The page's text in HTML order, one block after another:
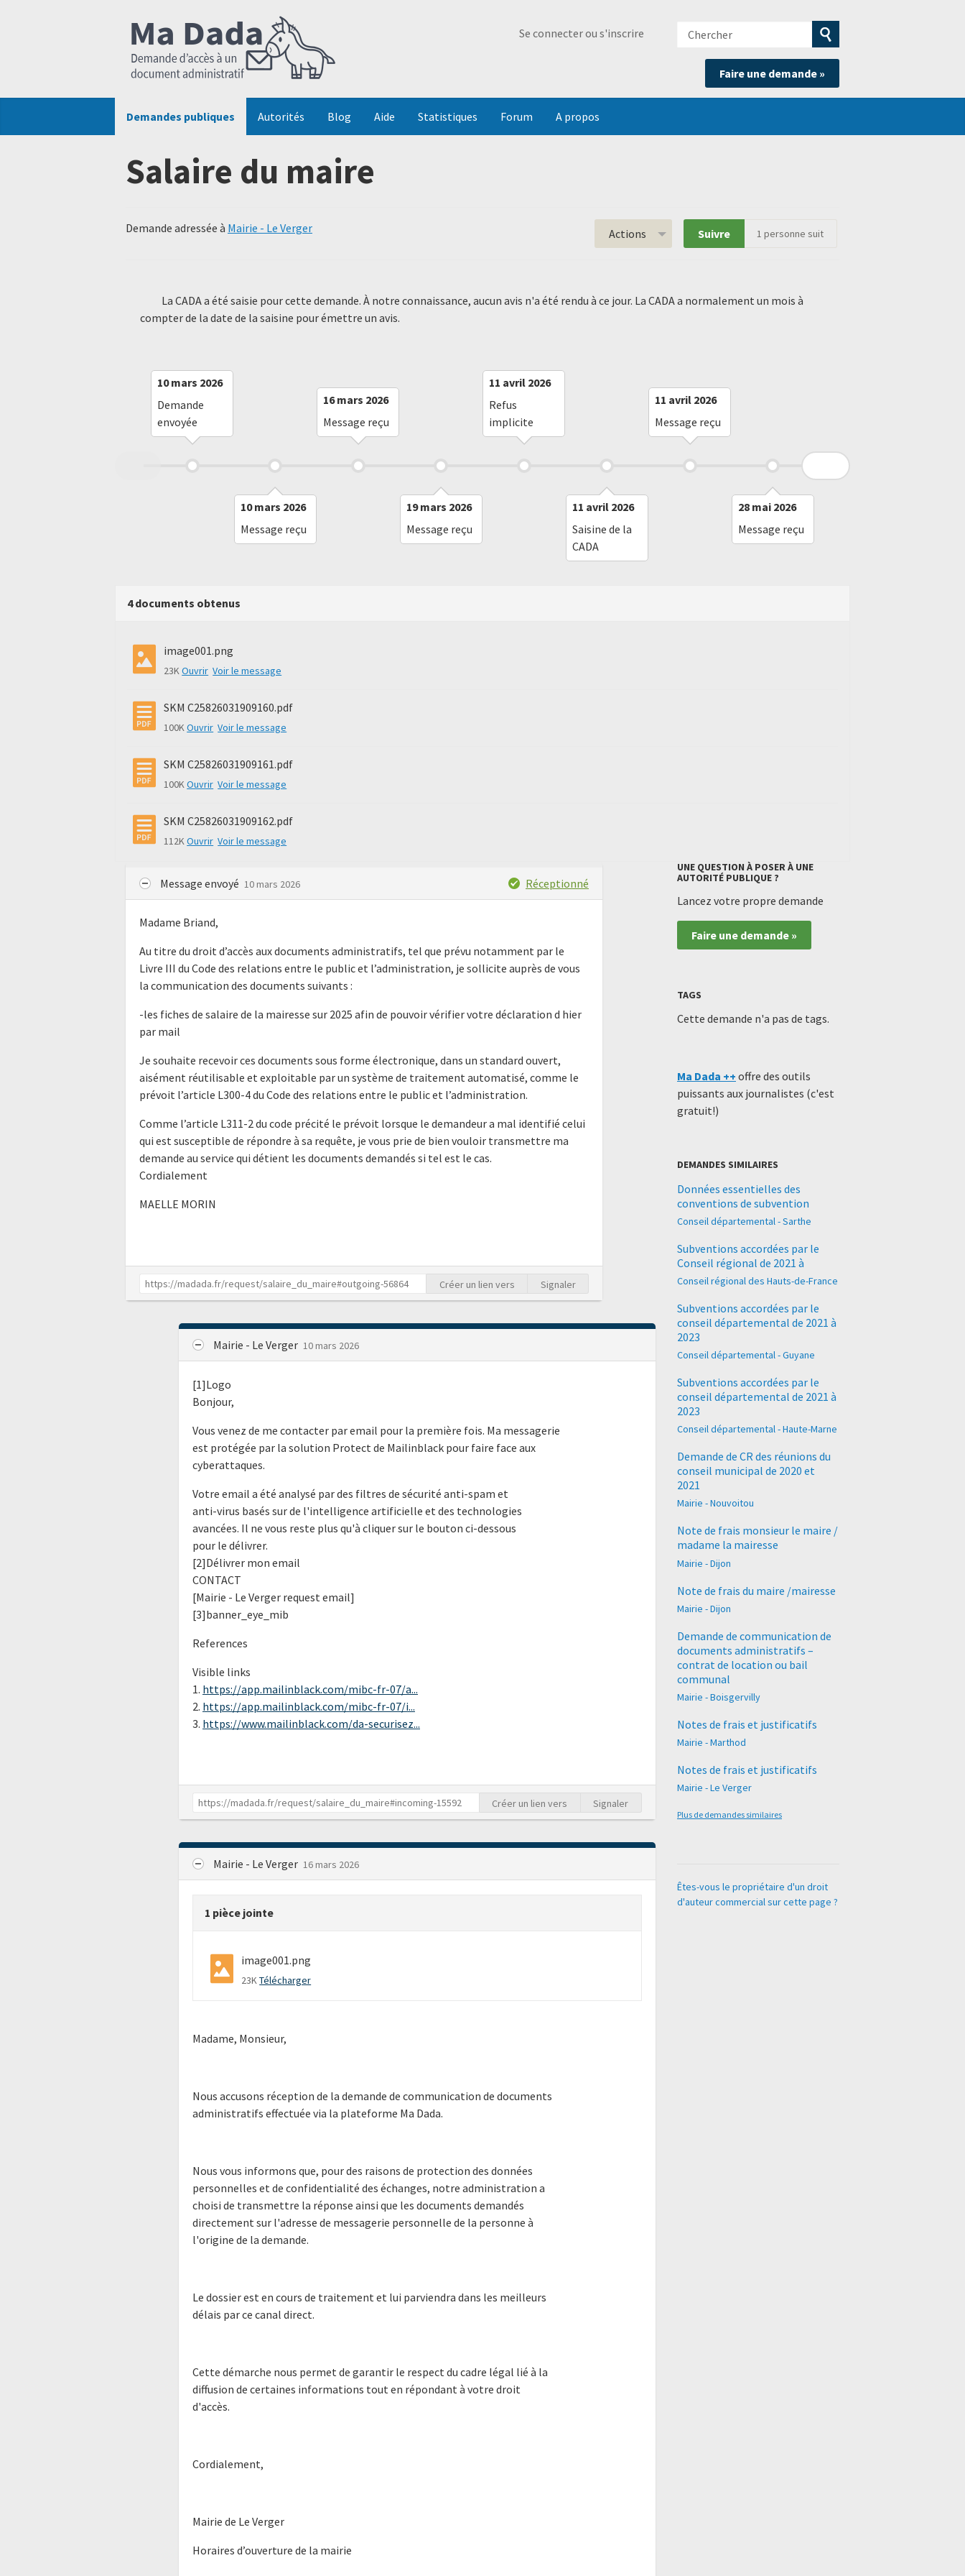
Se connecter ou s'inscrire
Chercher
Soumettre
la
recherche
Faire une demande »
Demandes publiques Autorités Blog Aide Statistiques Forum A propos
Salaire du maire
Demande adressée à Mairie - Le Verger Actions Suivre 1 personne suit
La CADA a été saisie pour cette demande. À notre connaissance, aucun avis n'a été rendu à ce jour. La CADA a normalement un mois à
compter de la date de la saisine pour émettre un avis.
10 mars 2026
Demande
envoyée
10 mars 2026
Message reçu
16 mars 2026
Message reçu
19 mars 2026
Message reçu
11 avril 2026
Refus
implicite
11 avril 2026
Saisine de la
CADA
11 avril 2026
Message reçu
28 mai 2026
Message reçu
4 documents obtenus
image001.png
23KOuvrir Voir le message
SKM C25826031909160.pdf
100KOuvrir Voir le message
SKM C25826031909161.pdf
100KOuvrir Voir le message
SKM C25826031909162.pdf
112KOuvrir Voir le message
Message envoyé 10 mars 2026 Réceptionné
Madame Briand,
Au titre du droit d’accès aux documents administratifs, tel que prévu notamment par le
Livre III du Code des relations entre le public et l’administration, je sollicite auprès de vous
la communication des documents suivants :
-les fiches de salaire de la mairesse sur 2025 afin de pouvoir vérifier votre déclaration d hier
par mail
Je souhaite recevoir ces documents sous forme électronique, dans un standard ouvert,
aisément réutilisable et exploitable par un système de traitement automatisé, comme le
prévoit l’article L300-4 du Code des relations entre le public et l’administration.
Comme l’article L311-2 du code précité le prévoit lorsque le demandeur a mal identifié celui
qui est susceptible de répondre à sa requête, je vous prie de bien vouloir transmettre ma
demande au service qui détient les documents demandés si tel est le cas.
Cordialement
MAELLE MORIN
Créer un lien vers Signaler
Mairie - Le Verger 10 mars 2026
[1]Logo
Bonjour,
Vous venez de me contacter par email pour la première fois. Ma messagerie
est protégée par la solution Protect de Mailinblack pour faire face aux
cyberattaques.
Votre email a été analysé par des filtres de sécurité anti-spam et
anti-virus basés sur de l'intelligence artificielle et des technologies
avancées. Il ne vous reste plus qu'à cliquer sur le bouton ci-dessous
pour le délivrer.
[2]Délivrer mon email
CONTACT
[Mairie - Le Verger request email]
[3]banner_eye_mib
References
Visible links
1. https://app.mailinblack.com/mibc-fr-07/a...
2. https://app.mailinblack.com/mibc-fr-07/i...
3. https://www.mailinblack.com/da-securisez...
Créer un lien vers Signaler
Mairie - Le Verger 16 mars 2026
1 pièce jointe
image001.png
23KTélécharger
Madame, Monsieur,
Nous accusons réception de la demande de communication de documents
administratifs effectuée via la plateforme Ma Dada.
Nous vous informons que, pour des raisons de protection des données
personnelles et de confidentialité des échanges, notre administration a
choisi de transmettre la réponse ainsi que les documents demandés
directement sur l'adresse de messagerie personnelle de la personne à
l'origine de la demande.
Le dossier est en cours de traitement et lui parviendra dans les meilleurs
délais par ce canal direct.
Cette démarche nous permet de garantir le respect du cadre légal lié à la
diffusion de certaines informations tout en répondant à votre droit
d'accès.
Cordialement,
Mairie de Le Verger
Horaires d’ouverture de la mairie
UNE QUESTION À POSER À UNE
AUTORITÉ PUBLIQUE ?
Lancez votre propre demande
Faire une demande »
TAGS
Cette demande n'a pas de tags.
Ma Dada ++ offre des outils
puissants aux journalistes (c'est
gratuit!)
DEMANDES SIMILAIRES
Données essentielles des
conventions de subvention
Conseil départemental - Sarthe
Subventions accordées par le
Conseil régional de 2021 à
Conseil régional des Hauts-de-France
Subventions accordées par le
conseil départemental de 2021 à
2023
Conseil départemental - Guyane
Subventions accordées par le
conseil départemental de 2021 à
2023
Conseil départemental - Haute-Marne
Demande de CR des réunions du
conseil municipal de 2020 et
2021
Mairie - Nouvoitou
Note de frais monsieur le maire /
madame la mairesse
Mairie - Dijon
Note de frais du maire /mairesse
Mairie - Dijon
Demande de communication de
documents administratifs –
contrat de location ou bail
communal
Mairie - Boisgervilly
Notes de frais et justificatifs
Mairie - Marthod
Notes de frais et justificatifs
Mairie - Le Verger
Plus de demandes similaires
Êtes-vous le propriétaire d'un droit
d'auteur commercial sur cette page ?